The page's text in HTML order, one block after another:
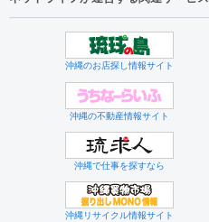
沖縄のお店探し情報サイト
沖縄の不動産情報サイト
沖縄で仕事を探すなら
沖縄リサイクル情報サイト